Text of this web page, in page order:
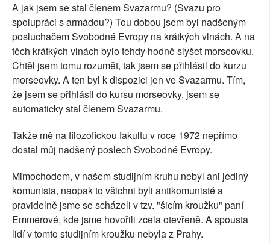
A jak jsem se stal členem Svazarmu? (Svazu pro
spolupráci s armádou?) Tou dobou jsem byl nadšeným
posluchačem Svobodné Evropy na krátkých vlnách. A na
těch krátkých vlnách bylo tehdy hodně slyšet morseovku.
Chtěl jsem tomu rozumět, tak jsem se přihlásil do kurzu
morseovky. A ten byl k dispozici jen ve Svazarmu. Tím,
že jsem se přihlásil do kursu morseovky, jsem se
automaticky stal členem Svazarmu.
Takže mě na filozofickou fakultu v roce 1972 nepřímo
dostal můj nadšený poslech Svobodné Evropy.
Mimochodem, v našem studijním kruhu nebyl ani jediný
komunista, naopak to všichni byli antikomunisté a
pravidelně jsme se scházeli v tzv. "šicím kroužku" paní
Emmerové, kde jsme hovořili zcela otevřeně. A spousta
lidí v tomto studijním kroužku nebyla z Prahy.